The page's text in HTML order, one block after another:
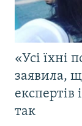
«Усі їхні
заявила,
експертів
так